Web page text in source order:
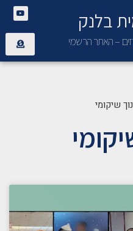
בלנק
– האתר הרשמי
שיקומי